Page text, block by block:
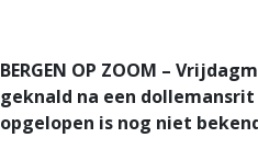
BERGEN OP ZOOM –
geknald na een
opgelopen is nog niet